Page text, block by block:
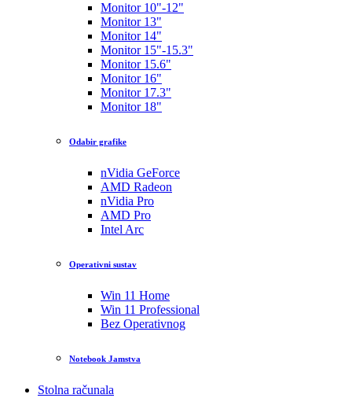
Monitor 10"-12"
Monitor 13"
Monitor 14"
Monitor 15"-15.3"
Monitor 15.6"
Monitor 16"
Monitor 17.3"
Monitor 18"
Odabir grafike
nVidia GeForce
AMD Radeon
nVidia Pro
AMD Pro
Intel Arc
Operativni sustav
Win 11 Home
Win 11 Professional
Bez Operativnog
Notebook Jamstva
Stolna računala